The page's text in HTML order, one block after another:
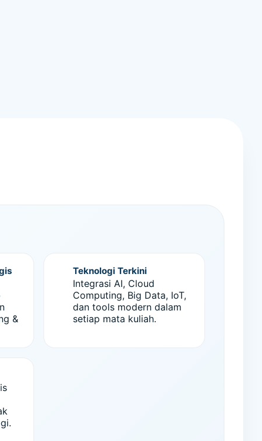
&
Teknologi Terkini
Integrasi AI, Cloud
Computing, Big Data, IoT,
dan tools modern dalam
setiap mata kuliah.